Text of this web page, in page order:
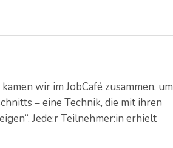
wir im JobCafé zusammen, um
– eine Technik, die mit ihren
Jede:r Teilnehmer:in erhielt